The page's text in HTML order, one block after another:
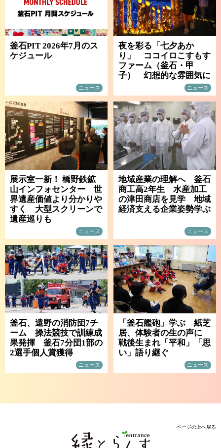
釜石PIT 2026年7月のス
ケジュール
ニュース
夜を彩る「七夕あか
り」 ココイロこすもす
ファーム（釜石・甲
子） 幻想的な雰囲気に
ニュース
展示室一新！ 橋野鉄鉱
山インフォセンター 世
界遺産価値より分かりや
すく 大型スクリーンで
遺産巡りも
ニュース
地域産業の理解へ 釜石
商工高2年生 水産加工
の津田商店を見学 地域
経済支える企業姿勢学ぶ
ニュース
釜石、遠野の消防団7チ
ーム 操法競技で訓練成
果発揮 釜石7分団1部の
2選手個人賞獲得
ニュース
「釜石艦砲」学ぶ 紙芝
居、体験者の生の声に
戦後生まれ「平和」「思
い」語り継ぐ
ニュース
ページの上へ戻る